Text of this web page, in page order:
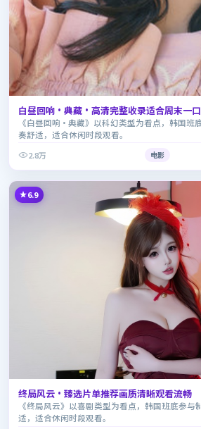
白昼回响·典藏·高清完整收录适合周末一
《白昼回响·典藏》以科幻类型为看点，韩国班
奏舒适，适合休闲时段观看。
2.8万
电影
6.9
终局风云·臻选片单推荐画质清晰观看流畅
《终局风云》以喜剧类型为看点，韩国班底参与
适，适合休闲时段观看。